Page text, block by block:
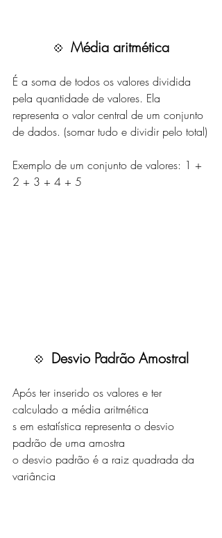
💠 Média aritmética
É a soma de todos os valores dividida
pela quantidade de valores. Ela
representa o valor central de um conjunto
de dados. (somar tudo e dividir pelo total)
Exemplo de um conjunto de valores: 1 +
2 + 3 + 4 + 5
💠 Desvio Padrão Amostral
Após ter inserido os valores e ter
calculado a média aritmética
s em estatística representa o desvio
padrão de uma amostra
o desvio padrão é a raiz quadrada da
variância